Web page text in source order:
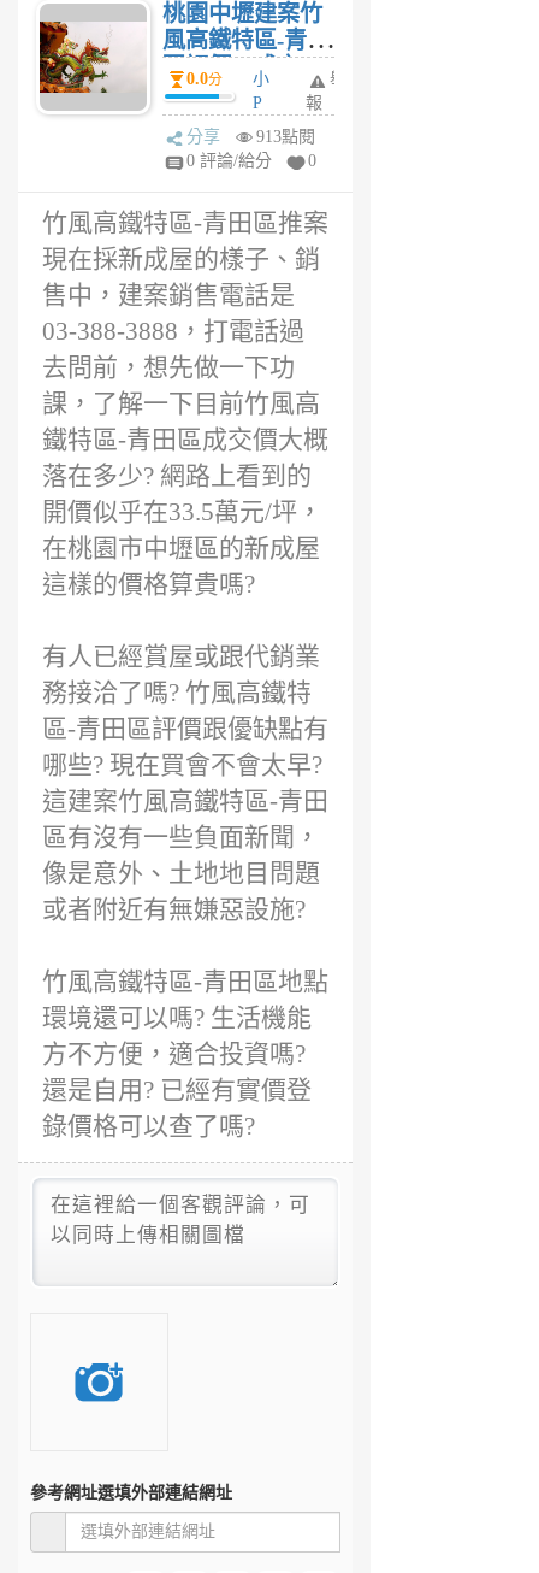
桃園中壢建案竹
風高鐵特區-青田
區評價、成交
價?
0.0分
小
P
6
年
舉
報
分享
913點閱
0 評論/給分
0
竹風高鐵特區-青田區推案
現在採新成屋的樣子、銷
售中，建案銷售電話是
03-388-3888，打電話過
去問前，想先做一下功
課，了解一下目前竹風高
鐵特區-青田區成交價大概
落在多少? 網路上看到的
開價似乎在33.5萬元/坪，
在桃園市中壢區的新成屋
這樣的價格算貴嗎?
有人已經賞屋或跟代銷業
務接洽了嗎? 竹風高鐵特
區-青田區評價跟優缺點有
哪些? 現在買會不會太早?
這建案竹風高鐵特區-青田
區有沒有一些負面新聞，
像是意外、土地地目問題
或者附近有無嫌惡設施?
竹風高鐵特區-青田區地點
環境還可以嗎? 生活機能
方不方便，適合投資嗎?
還是自用? 已經有實價登
錄價格可以查了嗎?
參考網址選填外部連結網址